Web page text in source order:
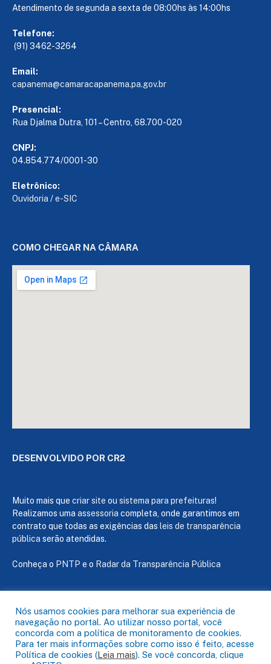
Atendimento de segunda a sexta de 08:00hs às 14:00hs
Telefone:
(91) 3462-3264
Email:
capanema@camaracapanema.pa.gov.br
Presencial:
Rua Djalma Dutra, 101 – Centro, 68.700-020
CNPJ:
04.854.774/0001-30
Eletrônico:
Ouvidoria /e-SIC
COMO CHEGAR NA CÂMARA
DESENVOLVIDO POR CR2
Muito mais que criar site ou sistema para prefeituras!
Realizamos uma assessoria completa, onde garantimos em
contrato que todas as exigências das leis de transparência
pública serão atendidas.
Conheça o PNTP e o Radar da Transparência Pública
Todos os direitos reservados a Câmara de Capanema
Mapa do Site
Acessar Área Administrativa
Nós usamos cookies para melhorar sua experiência de
navegação no portal. Ao utilizar nosso portal, você
concorda com a política de monitoramento de cookies.
Para ter mais informações sobre como isso é feito, acesse
Política de cookies (Leia mais). Se você concorda, clique